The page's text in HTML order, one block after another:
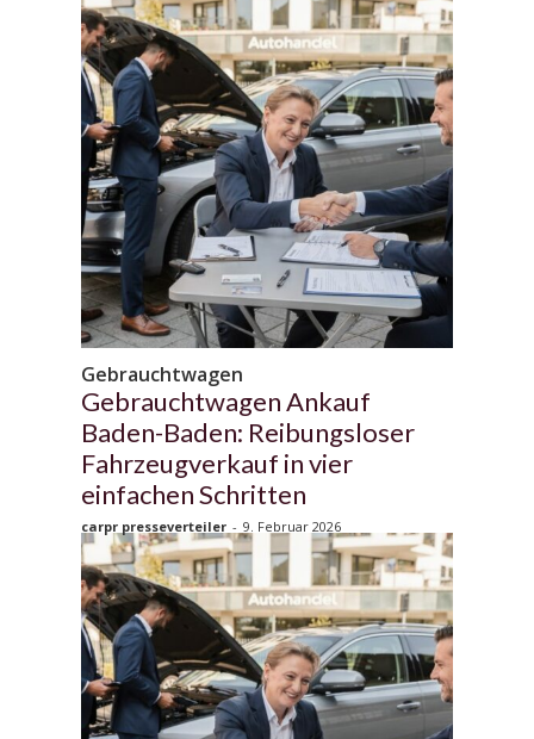
Gebrauchtwagen
Gebrauchtwagen Ankauf
Baden-Baden: Reibungsloser
Fahrzeugverkauf in vier
einfachen Schritten
carpr presseverteiler - 9. Februar 2026